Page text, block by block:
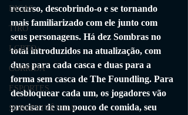
DICAS
TIRO
LGBTQ+
CORRIDA
ESPORTES
SOBREVIVÊNCIA
recurso, descobrindo-o e se tornando
mais familiarizado com ele junto com
seus personagens. Há dez Sombras no
total introduzidos na atualização, com
duas para cada casca e duas para a
forma sem casca de The Foundling. Para
desbloquear cada um, os jogadores vão
precisar de um pouco de comida, seu